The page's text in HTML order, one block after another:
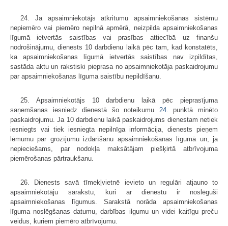
24. Ja apsaimniekotājs atkritumu apsaimniekošanas sistēmu
nepiemēro vai piemēro nepilnā apmērā, neizpilda apsaimniekošanas
līgumā ietvertās saistības vai prasības attiecībā uz finanšu
nodrošinājumu, dienests 10 darbdienu laikā pēc tam, kad konstatēts,
ka apsaimniekošanas līgumā ietvertās saistības nav izpildītas,
sastāda aktu un rakstiski pieprasa no apsaimniekotāja paskaidrojumu
par apsaimniekošanas līguma saistību nepildīšanu.
25. Apsaimniekotājs 10 darbdienu laikā pēc pieprasījuma
saņemšanas iesniedz dienestā šo noteikumu 24. punktā minēto
paskaidrojumu. Ja 10 darbdienu laikā paskaidrojums dienestam netiek
iesniegts vai tiek iesniegta nepilnīga informācija, dienests pieņem
lēmumu par grozījumu izdarīšanu apsaimniekošanas līgumā un, ja
nepieciešams, par nodokļa maksātājam piešķirtā atbrīvojuma
piemērošanas pārtraukšanu.
26. Dienests savā tīmekļvietnē ievieto un regulāri atjauno to
apsaimniekotāju sarakstu, kuri ar dienestu ir noslēguši
apsaimniekošanas līgumus. Sarakstā norāda apsaimniekošanas
līguma noslēgšanas datumu, darbības ilgumu un videi kaitīgu preču
veidus, kuriem piemēro atbrīvojumu.